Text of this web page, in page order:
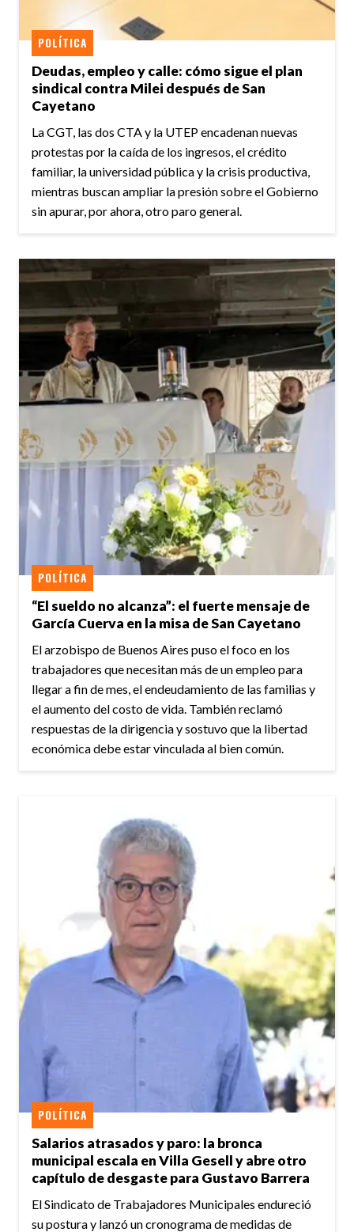
Deudas, empleo y calle: cómo sigue el plan
sindical contra Milei después de San
Cayetano
POLÍTICA
La CGT, las dos CTA y la UTEP encadenan nuevas
protestas por la caída de los ingresos, el crédito
familiar, la universidad pública y la crisis productiva,
mientras buscan ampliar la presión sobre el Gobierno
sin apurar, por ahora, otro paro general.
“El sueldo no alcanza”: el fuerte mensaje de
García Cuerva en la misa de San Cayetano
POLÍTICA
El arzobispo de Buenos Aires puso el foco en los
trabajadores que necesitan más de un empleo para
llegar a fin de mes, el endeudamiento de las familias y
el aumento del costo de vida. También reclamó
respuestas de la dirigencia y sostuvo que la libertad
económica debe estar vinculada al bien común.
Salarios atrasados y paro: la bronca
municipal escala en Villa Gesell y abre otro
capítulo de desgaste para Gustavo Barrera
POLÍTICA
El Sindicato de Trabajadores Municipales endureció
su postura y lanzó un cronograma de medidas de